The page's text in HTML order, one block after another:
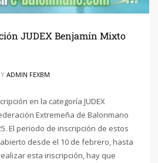
JUDEX Benjamín Mixto
ADMIN FEXBM
en la categoría JUDEX
Extremeña de Balonmano
El periodo de inscripción de estos
desde el 10 de febrero, hasta
esta inscripción, hay que